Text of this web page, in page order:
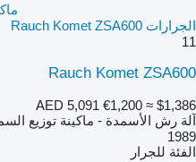
الجرارات Rauch Komet ZSA600
11
Rauch Komet ZSA600
AED 5,091 €1,200 ≈ $1,386
آلة رش الأسمدة - ماكينة توزيع
1989
الفئة للجرار